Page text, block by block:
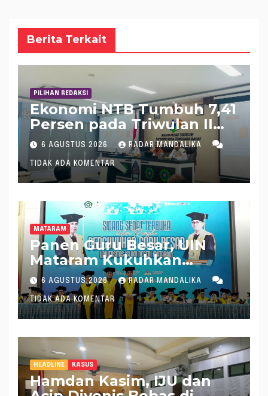
Berita Terkait
PILIHAN REDAKSI
Ekonomi NTB Tumbuh 7,41
Persen pada Triwulan II
2026, Tertinggi Kedua
Nasional
6 AGUSTUS 2026 RADAR MANDALIKA
TIDAK ADA KOMENTAR
MATARAM
Panen Guru Besar, UIN
Mataram Kukuhkan
Profesor ke 72 dan 73
6 AGUSTUS 2026 RADAR MANDALIKA
TIDAK ADA KOMENTAR
HEADLINE KASUS
Hamdan Kasim, IJU dan